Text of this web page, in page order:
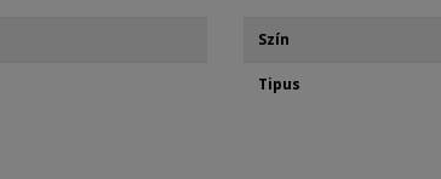
Szín
Tipus